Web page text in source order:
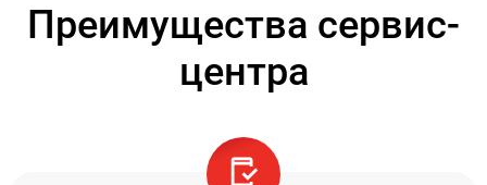
Преимущества сервис-
центра